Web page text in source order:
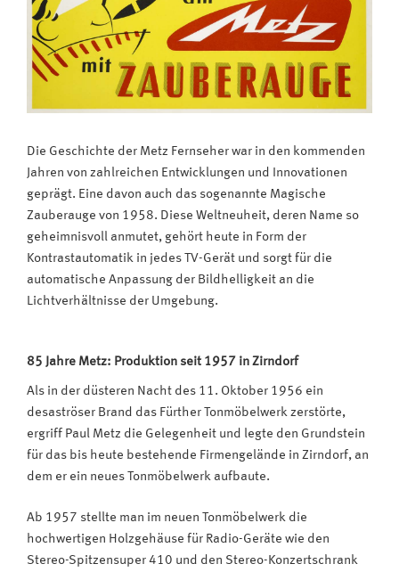
Die Geschichte der Metz Fernseher war in den kommenden
Jahren von zahlreichen Entwicklungen und Innovationen
geprägt. Eine davon auch das sogenannte Magische
Zauberauge von 1958. Diese Weltneuheit, deren Name so
geheimnisvoll anmutet, gehört heute in Form der
Kontrastautomatik in jedes TV-Gerät und sorgt für die
automatische Anpassung der Bildhelligkeit an die
Lichtverhältnisse der Umgebung.
85 Jahre Metz: Produktion seit 1957 in Zirndorf
Als in der düsteren Nacht des 11. Oktober 1956 ein
desaströser Brand das Fürther Tonmöbelwerk zerstörte,
ergriff Paul Metz die Gelegenheit und legte den Grundstein
für das bis heute bestehende Firmengelände in Zirndorf, an
dem er ein neues Tonmöbelwerk aufbaute.
Ab 1957 stellte man im neuen Tonmöbelwerk die
hochwertigen Holzgehäuse für Radio-Geräte wie den
Stereo-Spitzensuper 410 und den Stereo-Konzertschrank